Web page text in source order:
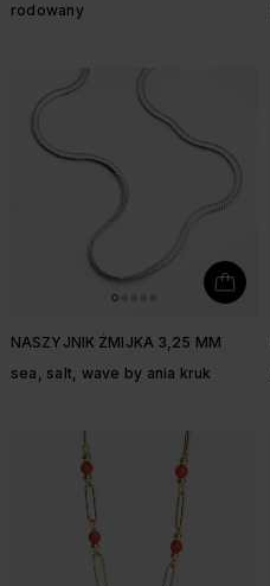
rodowany
NASZYJNIK ŻMIJKA 3,25 MM
sea, salt, wave by ania kruk